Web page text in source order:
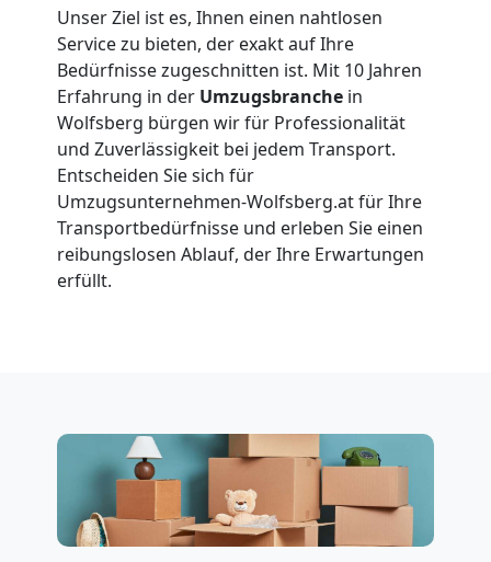
Unser Ziel ist es, Ihnen einen nahtlosen
Service zu bieten, der exakt auf Ihre
Bedürfnisse zugeschnitten ist. Mit 10 Jahren
Erfahrung in der Umzugsbranche in
Wolfsberg bürgen wir für Professionalität
und Zuverlässigkeit bei jedem Transport.
Entscheiden Sie sich für
Umzugsunternehmen-Wolfsberg.at für Ihre
Transportbedürfnisse und erleben Sie einen
reibungslosen Ablauf, der Ihre Erwartungen
erfüllt.
Wolfsberg
Vereinsumzug
Wolfsberg
Anfrage
Möbeltransport
International